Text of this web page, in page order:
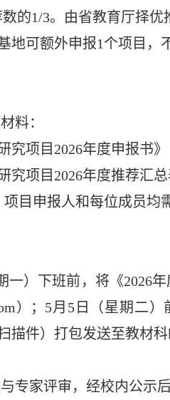
的1/3。由省教育厅择优
地可额外申报1个项目，
料：
项目2026年度申报书》
项目2026年度推荐汇总
目申报人和每位成员均
一）下班前，将《2026
）；5月5日（星期二
描件）打包发送至教材
专家评审，经校内公示